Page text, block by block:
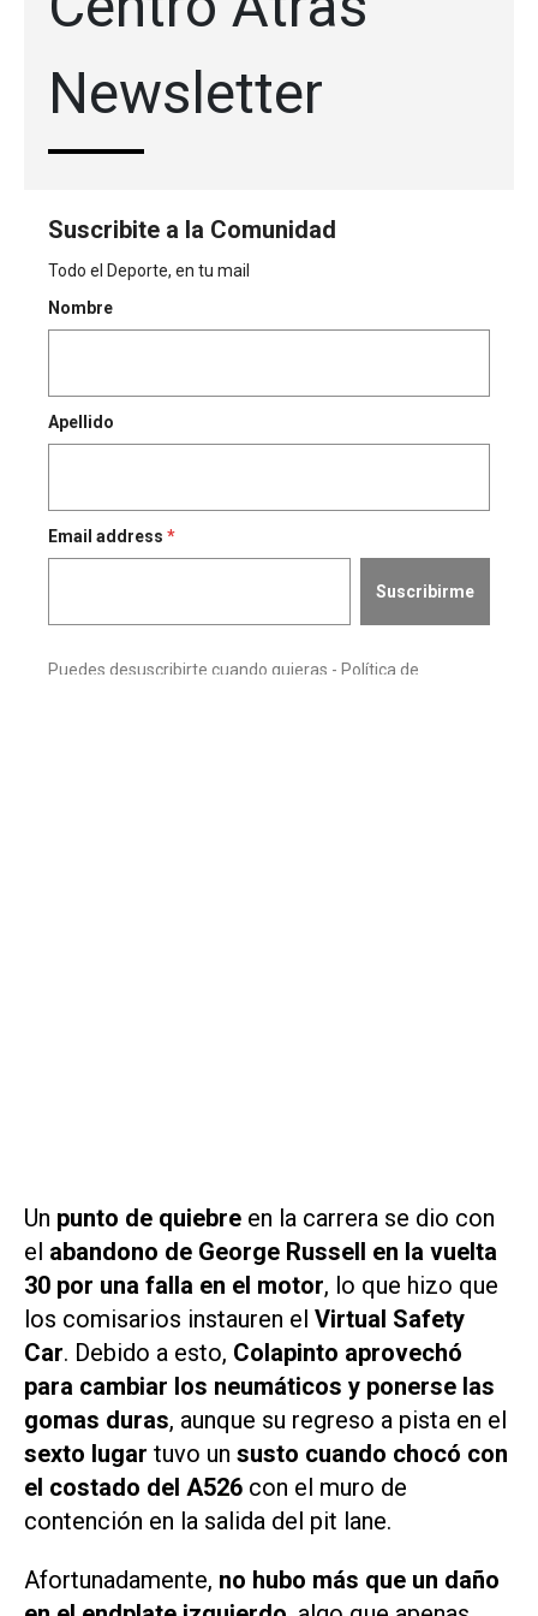
Un punto de quiebre en la carrera se dio con
el abandono de George Russell en la vuelta
30 por una falla en el motor, lo que hizo que
los comisarios instauren el Virtual Safety
Car. Debido a esto, Colapinto aprovechó
para cambiar los neumáticos y ponerse las
gomas duras, aunque su regreso a pista en el
sexto lugar tuvo un susto cuando chocó con
el costado del A526 con el muro de
contención en la salida del pit lane.
Afortunadamente, no hubo más que un daño